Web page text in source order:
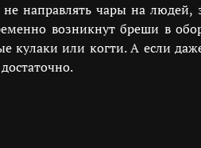
направлять чары на
возникнут бреши в
или когти. А если